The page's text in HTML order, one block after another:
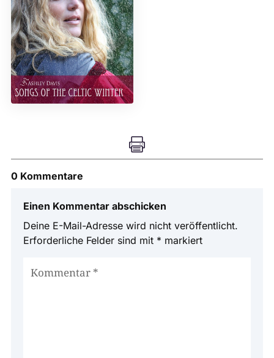

0 Kommentare
Einen Kommentar abschicken
Deine E-Mail-Adresse wird nicht veröffentlicht.
Erforderliche Felder sind mit * markiert